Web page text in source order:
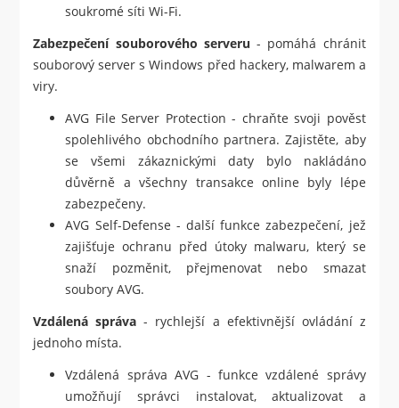
soukromé síti Wi-Fi.
Zabezpečení souborového serveru - pomáhá chránit
souborový server s Windows před hackery, malwarem a
viry.
AVG File Server Protection - chraňte svoji pověst
spolehlivého obchodního partnera. Zajistěte, aby
se všemi zákaznickými daty bylo nakládáno
důvěrně a všechny transakce online byly lépe
zabezpečeny.
AVG Self-Defense - další funkce zabezpečení, jež
zajišťuje ochranu před útoky malwaru, který se
snaží pozměnit, přejmenovat nebo smazat
soubory AVG.
Vzdálená správa - rychlejší a efektivnější ovládání z
jednoho místa.
Vzdálená správa AVG - funkce vzdálené správy
umožňují správci instalovat, aktualizovat a